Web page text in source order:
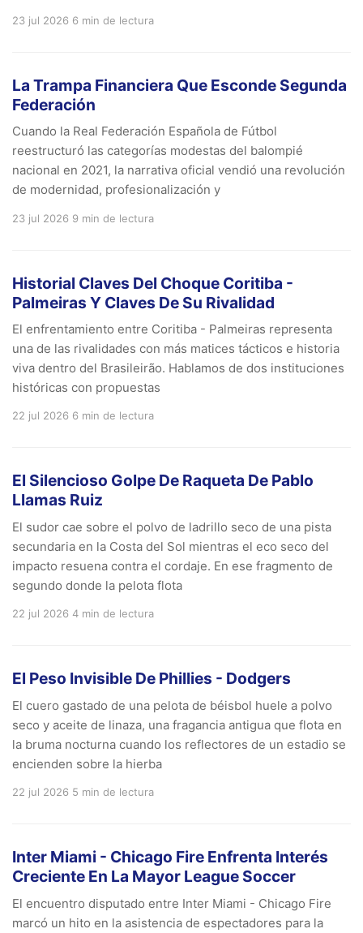
23 jul 2026 6 min de lectura
La Trampa Financiera Que Esconde Segunda
Federación
Cuando la Real Federación Española de Fútbol
reestructuró las categorías modestas del balompié
nacional en 2021, la narrativa oficial vendió una revolución
de modernidad, profesionalización y
23 jul 2026 9 min de lectura
Historial Claves Del Choque Coritiba -
Palmeiras Y Claves De Su Rivalidad
El enfrentamiento entre Coritiba - Palmeiras representa
una de las rivalidades con más matices tácticos e historia
viva dentro del Brasileirão. Hablamos de dos instituciones
históricas con propuestas
22 jul 2026 6 min de lectura
El Silencioso Golpe De Raqueta De Pablo
Llamas Ruiz
El sudor cae sobre el polvo de ladrillo seco de una pista
secundaria en la Costa del Sol mientras el eco seco del
impacto resuena contra el cordaje. En ese fragmento de
segundo donde la pelota flota
22 jul 2026 4 min de lectura
El Peso Invisible De Phillies - Dodgers
El cuero gastado de una pelota de béisbol huele a polvo
seco y aceite de linaza, una fragancia antigua que flota en
la bruma nocturna cuando los reflectores de un estadio se
encienden sobre la hierba
22 jul 2026 5 min de lectura
Inter Miami - Chicago Fire Enfrenta Interés
Creciente En La Mayor League Soccer
El encuentro disputado entre Inter Miami - Chicago Fire
marcó un hito en la asistencia de espectadores para la